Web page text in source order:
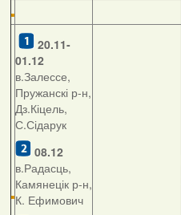
20.11-
01.12
в.Залессе,
Пружанскі р-н,
Дз.Кіцель,
С.Сідарук
08.12
в.Радасць,
Камянецік р-н,
К. Ефимович